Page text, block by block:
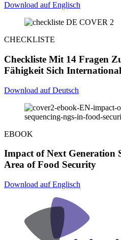
Download auf Englisch
CHECKLISTE
Checkliste Mit 14 Fragen
Fähigkeit Sich
Download auf Deutsch
EBOOK
Impact of Next Generation
Area of Food Security
Download auf Englisch